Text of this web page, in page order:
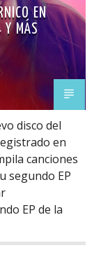
EN
Y MÁS
disco del
en
canciones
segundo EP
EP de la